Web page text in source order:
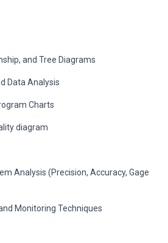
and Tree Diagrams
Data Analysis
Charts
diagram
Analysis (Precision, Accuracy, Gage
Monitoring Techniques